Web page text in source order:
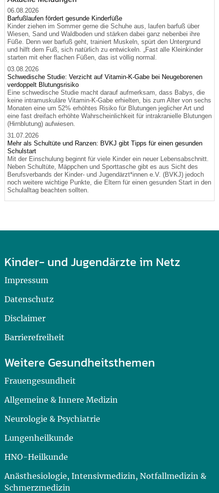
06.08.2026
Barfußlaufen fördert gesunde Kinderfüße
Kinder ziehen im Sommer gerne die Schuhe aus, laufen barfuß über
Wiesen, Sand und Waldboden und stärken dabei ganz nebenbei ihre
Füße. Denn wer barfuß geht, trainiert Muskeln, spürt den Untergrund
und hilft dem Fuß, sich natürlich zu entwickeln. „Fast alle Kleinkinder
starten mit eher flachen Füßen, das ist völlig normal.
03.08.2026
Schwedische Studie: Verzicht auf Vitamin-K-Gabe bei Neugeborenen
verdoppelt Blutungsrisiko
Eine schwedische Studie macht darauf aufmerksam, dass Babys, die
keine intramuskuläre Vitamin-K-Gabe erhielten, bis zum Alter von sechs
Monaten eine um 52% erhöhtes Risiko für Blutungen jeglicher Art und
eine fast dreifach erhöhte Wahrscheinlichkeit für intrakranielle Blutungen
(Hirnblutung) aufwiesen.
31.07.2026
Mehr als Schultüte und Ranzen: BVKJ gibt Tipps für einen gesunden
Schulstart
Mit der Einschulung beginnt für viele Kinder ein neuer Lebensabschnitt.
Neben Schultüte, Mäppchen und Sporttasche gibt es aus Sicht des
Berufsverbands der Kinder- und Jugendärzt*innen e.V. (BVKJ) jedoch
noch weitere wichtige Punkte, die Eltern für einen gesunden Start in den
Schulalltag beachten sollten.
Kinder- und Jugendärzte im Netz
Impressum
Datenschutz
Disclaimer
Barrierefreiheit
Weitere Gesundheitsthemen
Frauengesundheit
Allgemeine & Innere Medizin
Neurologie & Psychiatrie
Lungenheilkunde
HNO-Heilkunde
Anästhesiologie, Intensivmedizin, Notfallmedizin &
Schmerzmedizin